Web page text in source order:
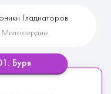
Гладиаторов
Милосердие
Буря